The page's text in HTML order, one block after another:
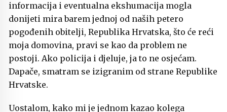
informacija i eventualna ekshumacija mogla
donijeti mira barem jednoj od naših petero
pogođenih obitelji, Republika Hrvatska, što će reći
moja domovina, pravi se kao da problem ne
postoji. Ako policija i djeluje, ja to ne osjećam.
Dapače, smatram se izigranim od strane Republike
Hrvatske.
Uostalom, kako mi je jednom kazao kolega